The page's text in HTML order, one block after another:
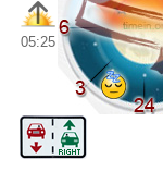
05:25